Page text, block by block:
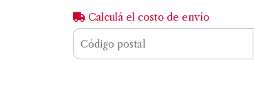
Calculá el costo de envío